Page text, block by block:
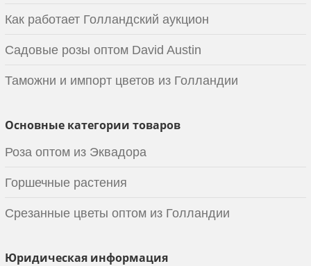
Как работает Голландский аукцион
Садовые розы оптом David Austin
Таможни и импорт цветов из Голландии
Основные категории товаров
Роза оптом из Эквадора
Горшечные растения
Срезанные цветы оптом из Голландии
Юридическая информация